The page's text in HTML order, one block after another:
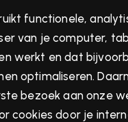
functionele,
van je computer,
werkt en dat
optimaliseren.
bezoek aan onze
cookies door je